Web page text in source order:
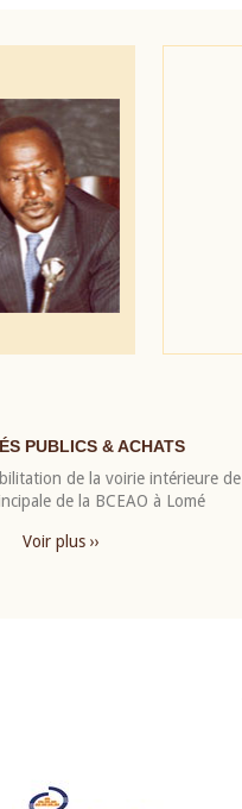
PUBLICS & ACHATS
de la voirie intérieure de
de la BCEAO à Lomé
Voir plus ››